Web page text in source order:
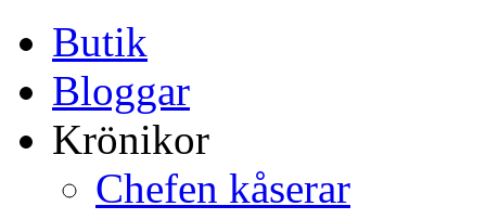
Butik
Bloggar
Krönikor
Chefen kåserar